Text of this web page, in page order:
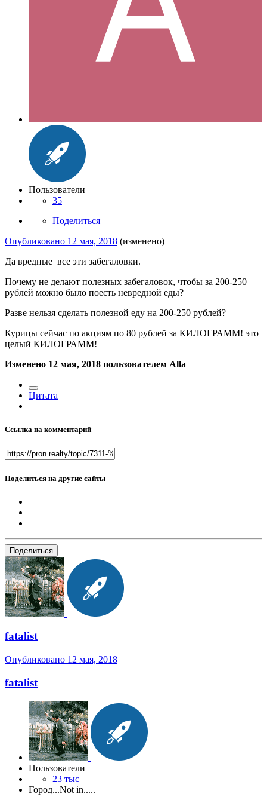
Пользователи
35
Поделиться
Опубликовано 12 мая, 2018 (изменено)
Да вредные все эти забегаловки.
Почему не делают полезных забегаловок, чтобы за 200-250
рублей можно было поесть невредной еды?
Разве нельзя сделать полезной еду на 200-250 рублей?
Курицы сейчас по акциям по 80 рублей за КИЛОГРАММ! это
целый КИЛОГРАММ!
Изменено 12 мая, 2018 пользователем Alla
Цитата
Ссылка на комментарий
Поделиться на другие сайты
Поделиться
fatalist
Опубликовано 12 мая, 2018
fatalist
Пользователи
23 тыс
Город...Not in.....